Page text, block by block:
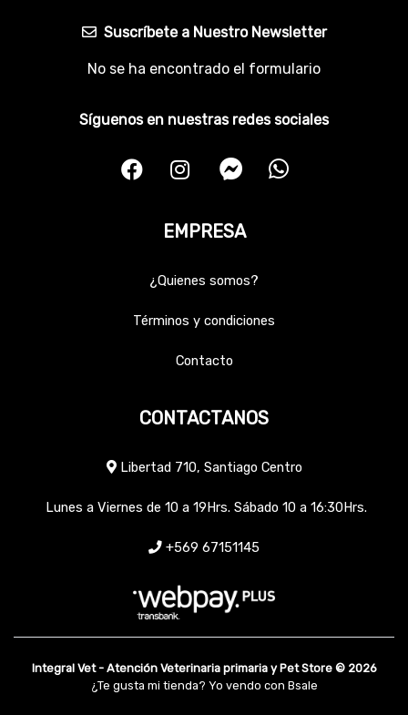
Suscríbete a Nuestro Newsletter
No se ha encontrado el formulario
Síguenos en nuestras redes sociales
EMPRESA
¿Quienes somos?
Términos y condiciones
Contacto
CONTACTANOS
Libertad 710, Santiago Centro
Lunes a Viernes de 10 a 19Hrs. Sábado 10 a 16:30Hrs.
+569 67151145
Integral Vet - Atención Veterinaria primaria y Pet Store © 2026
¿Te gusta mi tienda? Yo vendo con Bsale